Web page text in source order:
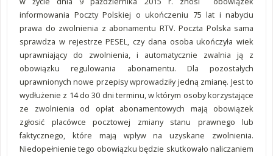
informowania Poczty Polskiej o ukończeniu 75 lat i nabyciu
prawa do zwolnienia z abonamentu RTV. Poczta Polska sama
sprawdza w rejestrze PESEL, czy dana osoba ukończyła wiek
uprawniający do zwolnienia, i automatycznie zwalnia ją z
obowiązku regulowania abonamentu. Dla pozostałych
uprawnionych nowe przepisy wprowadziły jedną zmianę. Jest to
wydłużenie z 14 do 30 dni terminu, w którym osoby korzystające
ze zwolnienia od opłat abonamentowych mają obowiązek
zgłosić placówce pocztowej zmiany stanu prawnego lub
faktycznego, które mają wpływ na uzyskane zwolnienia.
Niedopełnienie tego obowiązku będzie skutkowało naliczaniem